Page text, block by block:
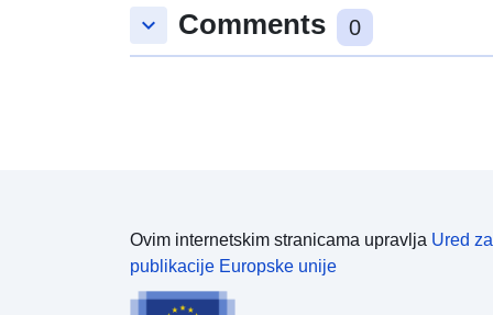
keyboard_arrow_down Comments 0
Ovim internetskim stranicama upravlja Ured za
publikacije Europske unije